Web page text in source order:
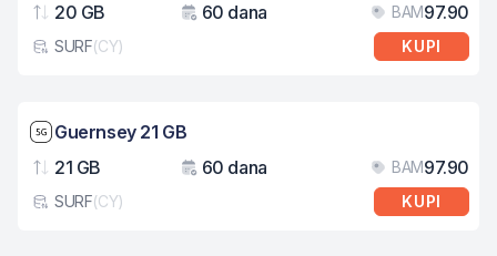
Podaci
20 GB
Važenje
60 dana BAM97.90
Tip eSIM kartice
SURF(CY) KUPI
Brzina mreže: 5G
Guernsey 21 GB
Podaci
21 GB
Važenje
60 dana BAM97.90
Tip eSIM kartice
SURF(CY) KUPI